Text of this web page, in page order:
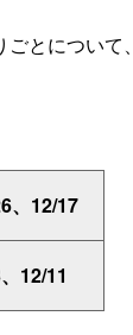
とについ
、12/17
12/11